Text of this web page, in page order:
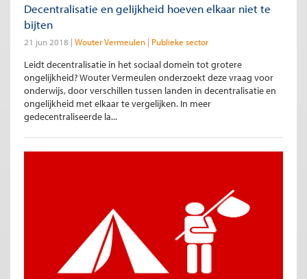
Decentralisatie en gelijkheid hoeven elkaar niet te
bijten
21 jun 2018 Wouter Vermeulen Publieke sector
Leidt decentralisatie in het sociaal domein tot grotere
ongelijkheid? Wouter Vermeulen onderzoekt deze vraag voor
onderwijs, door verschillen tussen landen in decentralisatie en
ongelijkheid met elkaar te vergelijken. In meer
gedecentraliseerde la...